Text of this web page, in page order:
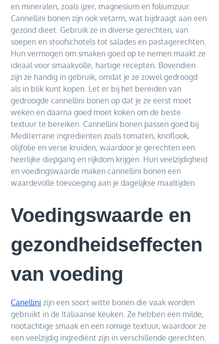
en mineralen, zoals ijzer, magnesium en foliumzuur.
Cannellini bonen zijn ook vetarm, wat bijdraagt aan een
gezond dieet. Gebruik ze in diverse gerechten, van
soepen en stoofschotels tot salades en pastagerechten.
Hun vermogen om smaken goed op te nemen maakt ze
ideaal voor smaakvolle, hartige recepten. Bovendien
zijn ze handig in gebruik, omdat je ze zowel gedroogd
als in blik kunt kopen. Let er bij het bereiden van
gedroogde cannellini bonen op dat je ze eerst moet
weken en daarna goed moet koken om de beste
textuur te bereiken. Cannellini bonen passen goed bij
Mediterrane ingrediënten zoals tomaten, knoflook,
olijfolie en verse kruiden, waardoor je gerechten een
heerlijke diepgang en rijkdom krijgen. Hun veelzijdigheid
en voedingswaarde maken cannellini bonen een
waardevolle toevoeging aan je dagelijkse maaltijden.
Voedingswaarde en
gezondheidseffecten
van voeding
Canellini zijn een soort witte bonen die vaak worden
gebruikt in de Italiaanse keuken. Ze hebben een milde,
nootachtige smaak en een romige textuur, waardoor ze
een veelzijdig ingrediënt zijn in verschillende gerechten.